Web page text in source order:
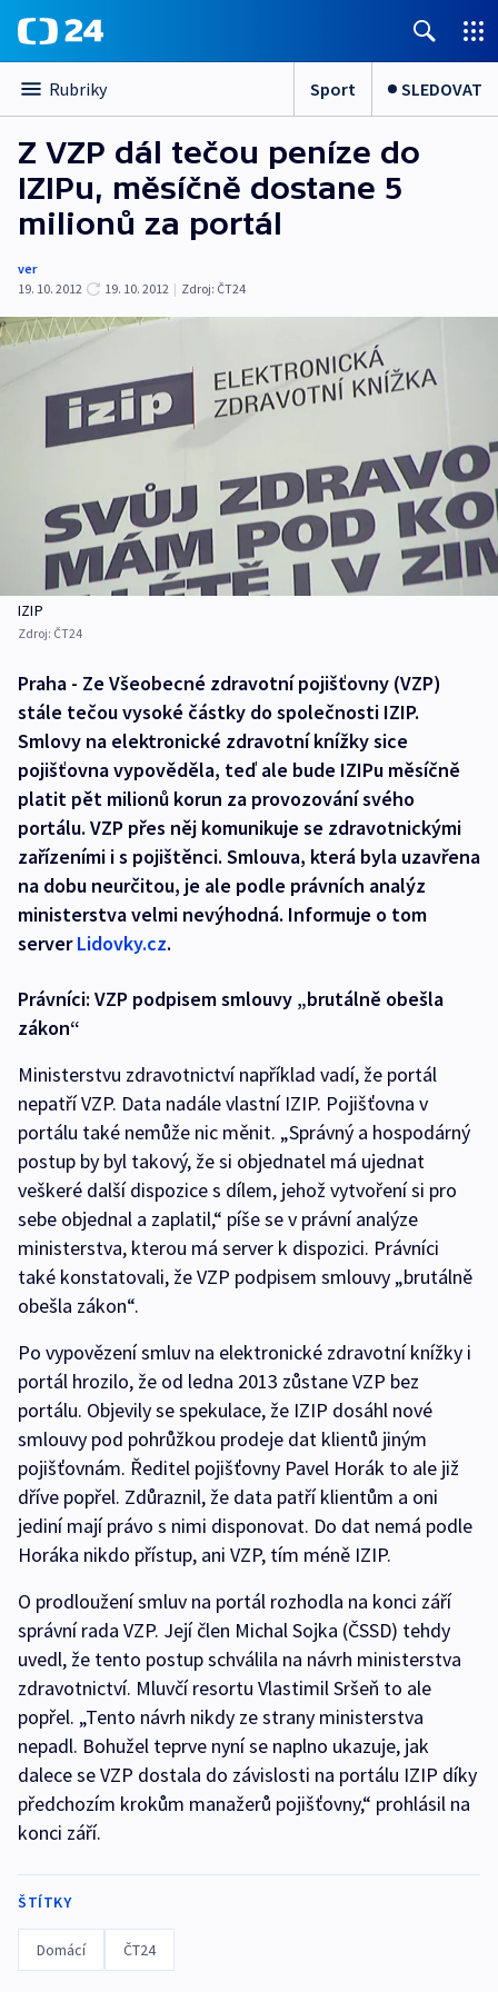
Rubriky Sport SLEDOVAT
Z VZP dál tečou peníze do
IZIPu, měsíčně dostane 5
milionů za portál
ver
19. 10. 2012
19. 10. 2012 | Zdroj: ČT24
IZIP
Zdroj: ČT24
Praha - Ze Všeobecné zdravotní pojišťovny (VZP)
stále tečou vysoké částky do společnosti IZIP.
Smlovy na elektronické zdravotní knížky sice
pojišťovna vypověděla, teď ale bude IZIPu měsíčně
platit pět milionů korun za provozování svého
portálu. VZP přes něj komunikuje se zdravotnickými
zařízeními i s pojištěnci. Smlouva, která byla uzavřena
na dobu neurčitou, je ale podle právních analýz
ministerstva velmi nevýhodná. Informuje o tom
serverLidovky.cz.
Právníci: VZP podpisem smlouvy „brutálně obešla
zákon“
Ministerstvu zdravotnictví například vadí, že portál
nepatří VZP. Data nadále vlastní IZIP. Pojišťovna v
portálu také nemůže nic měnit. „Správný a hospodárný
postup by byl takový, že si objednatel má ujednat
veškeré další dispozice s dílem, jehož vytvoření si pro
sebe objednal a zaplatil,“ píše se v právní analýze
ministerstva, kterou má server k dispozici. Právníci
také konstatovali, že VZP podpisem smlouvy „brutálně
obešla zákon“.
Po vypovězení smluv na elektronické zdravotní knížky i
portál hrozilo, že od ledna 2013 zůstane VZP bez
portálu. Objevily se spekulace, že IZIP dosáhl nové
smlouvy pod pohrůžkou prodeje dat klientů jiným
pojišťovnám. Ředitel pojišťovny Pavel Horák to ale již
dříve popřel. Zdůraznil, že data patří klientům a oni
jediní mají právo s nimi disponovat. Do dat nemá podle
Horáka nikdo přístup, ani VZP, tím méně IZIP.
O prodloužení smluv na portál rozhodla na konci září
správní rada VZP. Její člen Michal Sojka (ČSSD) tehdy
uvedl, že tento postup schválila na návrh ministerstva
zdravotnictví. Mluvčí resortu Vlastimil Sršeň to ale
popřel. „Tento návrh nikdy ze strany ministerstva
nepadl. Bohužel teprve nyní se naplno ukazuje, jak
dalece se VZP dostala do závislosti na portálu IZIP díky
předchozím krokům manažerů pojišťovny,“ prohlásil na
konci září.
ŠTÍTKY
Domácí ČT24